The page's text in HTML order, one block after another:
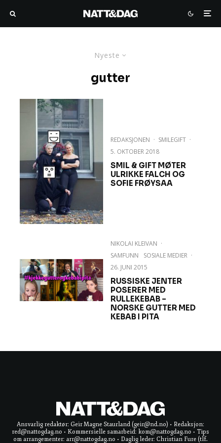
Nyeste
gutter
REDAKSJONEN · SMILEGIFT ·
5. OKTOBER 2018
SMIL & GIFT MØTER
ULRIKKE FALCH OG
SOFIE FRØYSAA
NIKOLAI KLEIVAN ·
SAMFUNN
SOSIALE MEDIER ·
26. JUNI 2015
RUSSISKE JENTER
POSERER MED
RULLEKEBAB –
NORSKE GUTTER MED
KEBAB I PITA
Ansvarlig redaktør: Geir Magne Staurland (geir@nd.no) • Redaksjon:
red@nattogdag.no • Kommersielle samarbeid: kom@nattogdag.no • Tips
om arrangementer: arr@nattogdag.no • Daglig leder: Christian Fure (tlf.